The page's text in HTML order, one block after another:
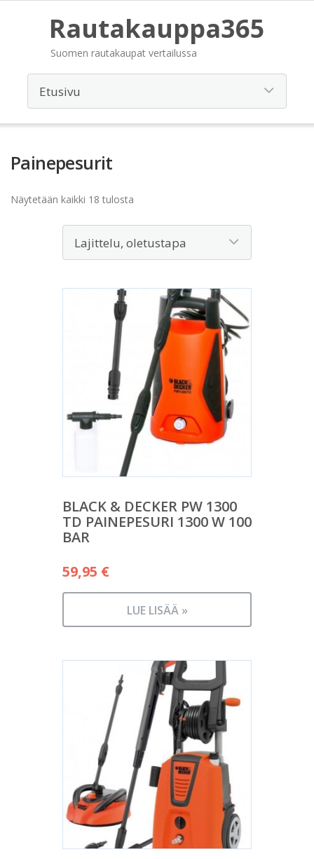
Rautakauppa365
Suomen rautakaupat vertailussa
Painepesurit
Näytetään kaikki 18 tulosta
BLACK & DECKER PW 1300
TD PAINEPESURI 1300 W 100
BAR
59,95 €
LUE LISÄÄ »